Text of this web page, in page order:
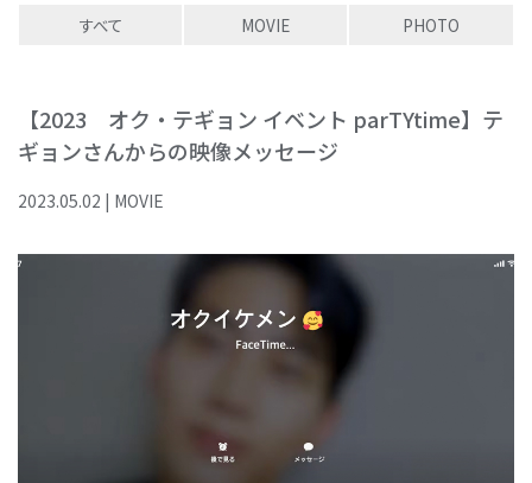
すべて MOVIE PHOTO
【2023 オク・テギョン イベント parTYtime】テ
ギョンさんからの映像メッセージ
2023.05.02 | MOVIE